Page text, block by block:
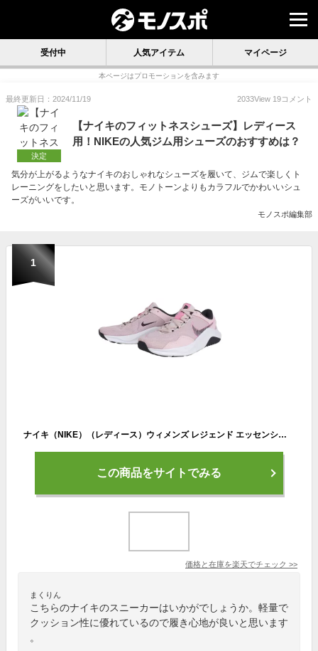
受付中 人気アイテム マイページ
本ページはプロモーションを含みます
最終更新日：2024/11/19 2033View 19コメント
決定
【ナイキのフィットネスシューズ】レディース
用！NIKEの人気ジム用シューズのおすすめは？
気分が上がるようなナイキのおしゃれなシューズを履いて、ジムで楽しくト
レーニングをしたいと思います。モノトーンよりもカラフルでかわいいシュ
ーズがいいです。
モノスポ編集部
1
ナイキ（NIKE）（レディース）ウィメンズ レジェンド エッセンシャル 3 NN DM1119-601 フィットネス ジム ピンク レディース スニーカー シューズ 室内 運動靴
この商品をサイトでみる
価格と在庫を楽天でチェック >>
まくりん
こちらのナイキのスニーカーはいかがでしょうか。軽量で
クッション性に優れているので履き心地が良いと思います
。